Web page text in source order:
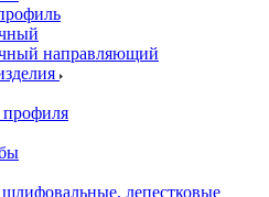
направляющий
лепестковые